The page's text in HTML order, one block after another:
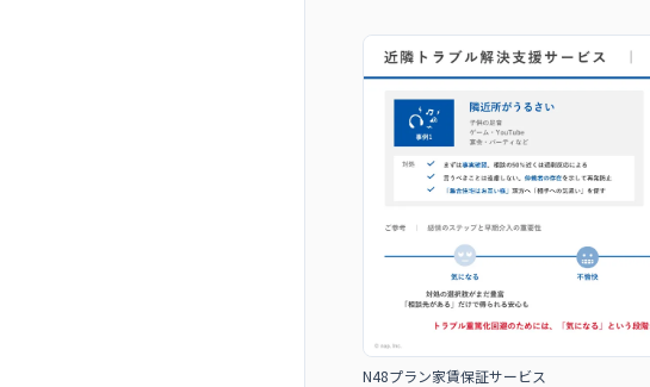
N48プラン家賃保証サービス